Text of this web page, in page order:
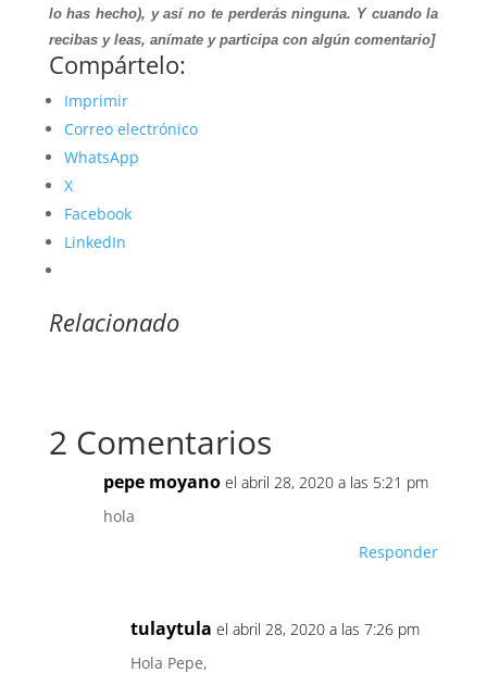
lo has hecho), y así no te perderás ninguna. Y cuando la
recibas y leas, anímate y participa con algún comentario]
Compártelo:
Imprimir
Correo electrónico
WhatsApp
X
Facebook
LinkedIn
Relacionado
2 Comentarios
pepe moyano el abril 28, 2020 a las 5:21 pm
hola
Responder
tulaytula el abril 28, 2020 a las 7:26 pm
Hola Pepe,